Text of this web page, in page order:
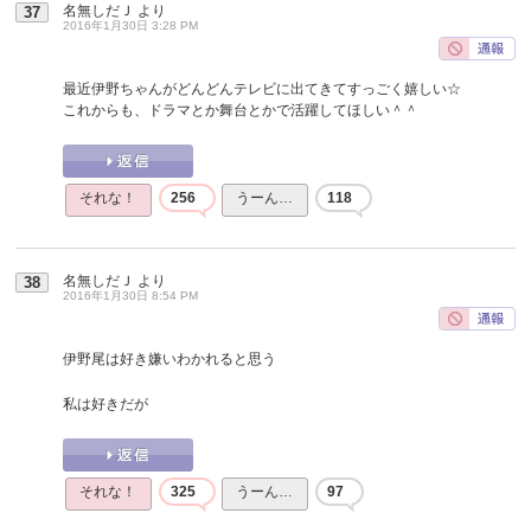
37 名無しだＪ より
2016年1月30日 3:28 PM
最近伊野ちゃんがどんどんテレビに出てきてすっごく嬉しい☆
これからも、ドラマとか舞台とかで活躍してほしい＾＾
それな！ 256 うーん… 118
38 名無しだＪ より
2016年1月30日 8:54 PM
伊野尾は好き嫌いわかれると思う
私は好きだが
それな！ 325 うーん… 97